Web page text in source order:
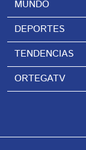
MUNDO
DEPORTES
TENDENCIAS
ORTEGATV